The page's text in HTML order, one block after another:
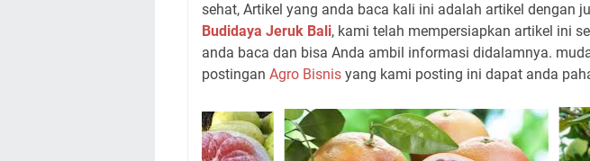
sehat, Artikel yang anda baca kali ini adalah artikel dengan
Budidaya Jeruk Bali, kami telah mempersiapkan artikel ini
anda baca dan bisa Anda ambil informasi didalamnya.
postingan Agro Bisnis yang kami posting ini dapat anda